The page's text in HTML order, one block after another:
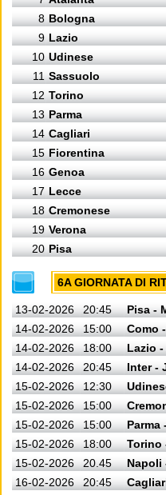
8 Bologna
9 Lazio
10 Udinese
11 Sassuolo
12 Torino
13 Parma
14 Cagliari
15 Fiorentina
16 Genoa
17 Lecce
18 Cremonese
19 Verona
20 Pisa
6A GIORNATA DI
13-02-2026 20:45
Pisa -
14-02-2026
15:00
Como
14-02-2026
18:00
Lazio
14-02-2026
20:45
Inter -
15-02-2026
12:30
15-02-2026
15:00
15-02-2026
15:00
Parma
15-02-2026
18:00
Torino
15-02-2026
20.45
Napoli
16-02-2026
20:45